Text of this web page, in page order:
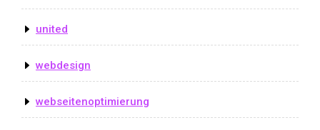
united
webdesign
webseitenoptimierung